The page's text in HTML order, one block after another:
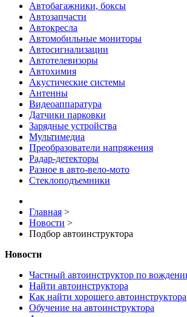
Автобагажники, боксы
Автозапчасти
Автокресла
Автомобильные мониторы
Автосигнализации
Автотелевизоры
Автохимия
Акустические системы
Антенны
Видеоаппаратура
Датчики парковки
Зарядные устройства
Мультимедиа
Преобразователи напряжения
Радар-детекторы
Разное в авто-вело-мото
Стеклоподъемники
Главная >
Новости >
Подбор автоинструктора
Новости
Частный автоинструктор по
Найти автоинструктора
Как найти хорошего автоинструктора
Обучение на автоинструктора